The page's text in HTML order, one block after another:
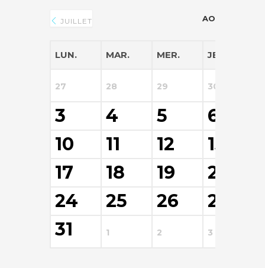
JUILLET AOÛT 2026
LUN. MAR. MER. JEU.
27 28 29 30
3 4 5 6
10
11 12 13
17
18 19 20
24
25 26 27
31
1 2 3